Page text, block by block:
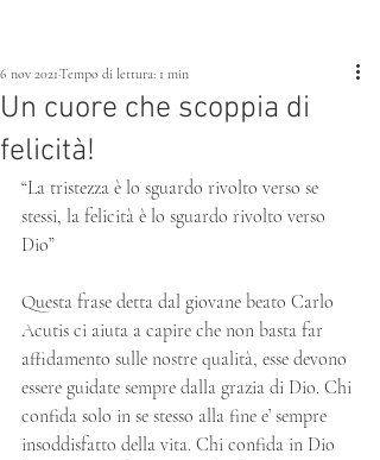
Un cuore che scoppia di
felicità!
6 nov 2021Tempo di lettura: 1 min
“La tristezza è lo sguardo rivolto verso se
stessi, la felicità è lo sguardo rivolto verso
Dio”
Questa frase detta dal giovane beato Carlo
Acutis ci aiuta a capire che non basta far
affidamento sulle nostre qualità, esse devono
essere guidate sempre dalla grazia di Dio. Chi
confida solo in se stesso alla fine e’ sempre
insoddisfatto della vita. Chi confida in Dio